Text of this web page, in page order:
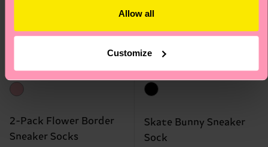
Allow all
Customize
2-Pack Flower Border
Sneaker Socks
Skate Bunny Sneaker
Sock